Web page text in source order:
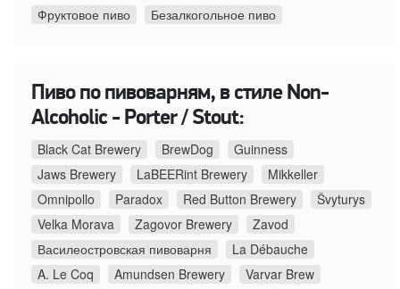
Фруктовое пиво
Безалкогольное пиво
Пиво по пивоварням, в стиле Non-
Alcoholic - Porter / Stout:
Black Cat Brewery BrewDog
Guinness
Jaws Brewery
LaBEERint Brewery
Mikkeller
Omnipollo
Paradox Red Button Brewery
Švyturys
Velka Morava
Zagovor Brewery
Zavod
Василеостровская пивоварня
La Débauche
A. Le Coq
Amundsen Brewery
Varvar Brew